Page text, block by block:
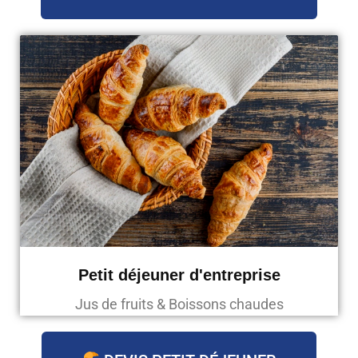
Petit déjeuner d'entreprise
Jus de fruits & Boissons chaudes